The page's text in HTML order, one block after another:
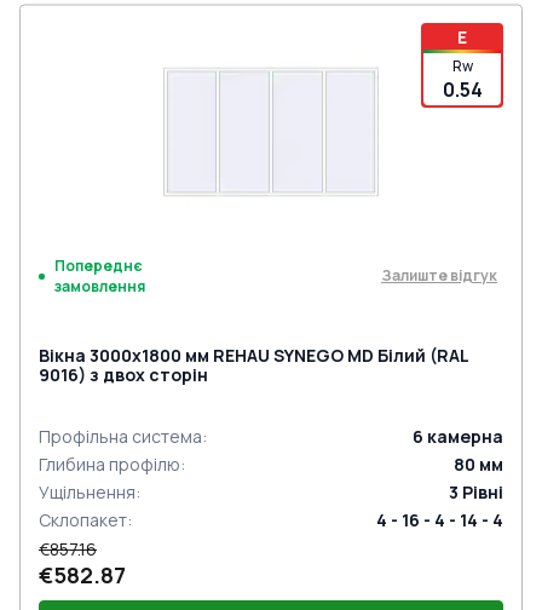
E
Rw
0.54
Попереднє
замовлення
Залиште відгук
Вікна 3000x1800 мм REHAU SYNEGO MD Білий (RAL
9016) з двох сторін
Профільна система: 6 камерна
Глибина профілю: 80 мм
Ущільнення: 3 Рівні
Склопакет:
4 - 16 - 4 - 14 - 4
€857.16
€582.87